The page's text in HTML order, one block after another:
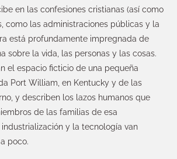
en las confesiones cristianas (así como
como las administraciones públicas y la
está profundamente impregnada de
sobre la vida, las personas y las cosas.
el espacio ficticio de una pequeña
Port William, en Kentucky y de las
y describen los lazos humanos que
de las familias de esa
y la tecnología van
poco.